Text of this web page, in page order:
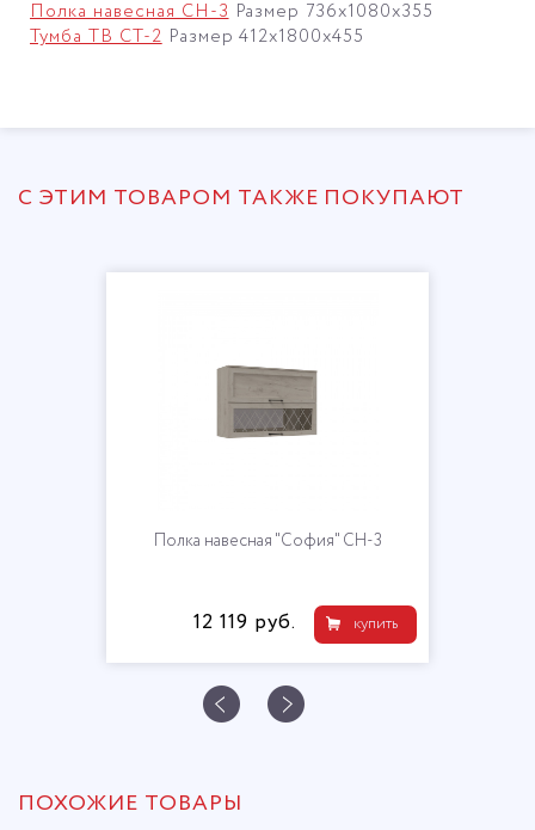
Полка навесная СН-3Размер 736х1080х355
Тумба ТВ СТ-2Размер 412х1800х455
С ЭТИМ ТОВАРОМ ТАКЖЕ ПОКУПАЮТ
Полка навесная "София" СН-3
купить
12 119 руб.
ПОХОЖИЕ ТОВАРЫ